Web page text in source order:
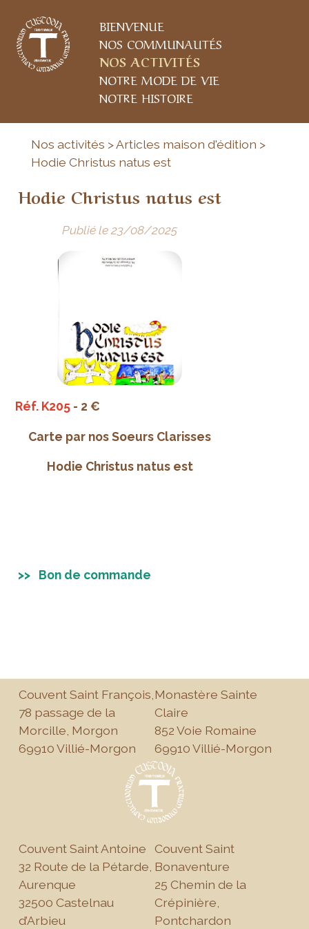
BIENVENUE
NOS COMMUNAUTÉS
NOS ACTIVITÉS
NOTRE MODE DE VIE
NOTRE HISTOIRE
Nos activités > Articles maison d'édition >
Hodie Christus natus est
Hodie Christus natus est
Publié le 23/08/2025
Réf. K205 - 2 €
Carte par nos Soeurs Clarisses
Hodie Christus natus est
>> Bon de commande
Couvent Saint François,
78 passage de la
Morcille, Morgon
69910 Villié-Morgon
Monastère Sainte
Claire
852 Voie Romaine
69910 Villié-Morgon
Couvent Saint Antoine
32 Route de la Pétarde,
Aurenque
32500 Castelnau
d’Arbieu
Couvent Saint
Bonaventure
25 Chemin de la
Crépinière,
Pontchardon